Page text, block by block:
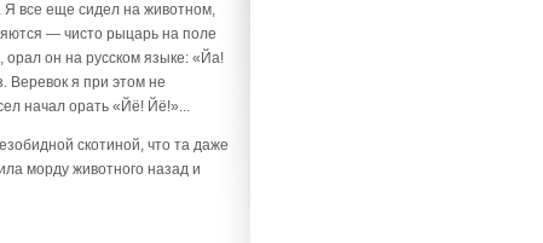
все еще сидел на животном,
— чисто рыцарь на поле
он на русском языке: «Йа!
Веревок я при этом не
начал орать «Йё! Йё!»...
скотиной, что та даже
морду животного назад и